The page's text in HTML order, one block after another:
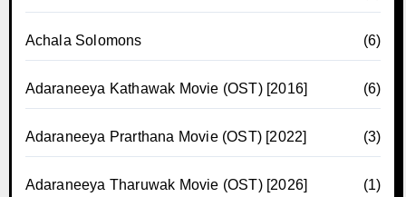
Achala Solomons (6)
Adaraneeya Kathawak Movie (OST) [2016] (6)
Adaraneeya Prarthana Movie (OST) [2022] (3)
Adaraneeya Tharuwak Movie (OST) [2026] (1)